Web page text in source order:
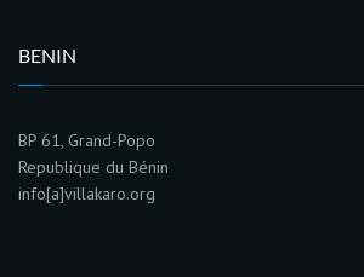
BENIN
BP 61, Grand-Popo
Republique du Bénin
info[a]villakaro.org